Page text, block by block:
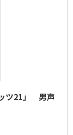
ツ21」 男声